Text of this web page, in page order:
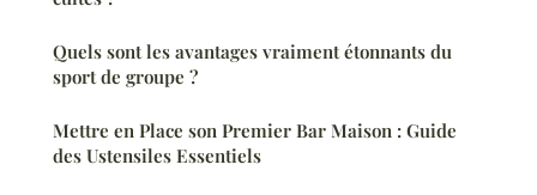
Quels sont les avantages vraiment étonnants du
sport de groupe ?
Mettre en Place son Premier Bar Maison : Guide
des Ustensiles Essentiels